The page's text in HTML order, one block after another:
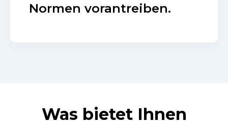
Normen vorantreiben.
Was bietet Ihnen